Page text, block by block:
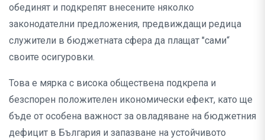
обединят и подкрепят внесените няколко
законодателни предложения, предвиждащи редица
служители в бюджетната сфера да плащат "сами“
своите осигуровки.
Това е мярка с висока обществена подкрепа и
безспорен положителен икономически ефект, като ще
бъде от особена важност за овладяване на бюджетния
дефицит в България и запазване на устойчивото